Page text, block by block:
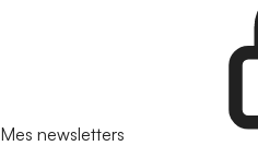
Mes newsletters